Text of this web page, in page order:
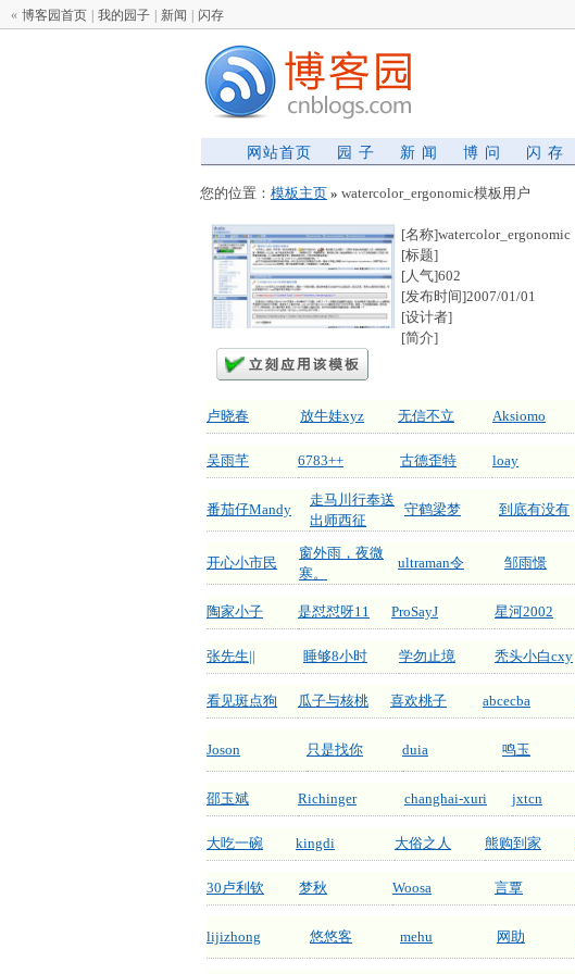
« 博客园首页 我的园子 新闻 闪存
网站首页 园 子 新 闻 博 问 闪 存
您的位置： 模板主页 » watercolor_ergonomic模板用户
[名称]watercolor_ergonomic
[标题]
[人气]602
[发布时间]2007/01/01
[设计者]
[简介]
卢晓春 放牛娃xyz 无信不立 Aksiomo
吴雨芊 6783++ 古德歪特 loay
番茄仔Mandy
走马川行奉送
出师西征
守鹤梁梦 到底有没有
开心小市民
窗外雨，夜微
寒。
ultraman令 邹雨憬
陶家小子 是怼怼呀11 ProSayJ 星河2002
张先生|| 睡够8小时 学勿止境 秃头小白cxy
看见斑点狗 瓜子与核桃 喜欢桃子 abcecba
Joson 只是找你 duia 鸣玉
邵玉斌 Richinger changhai-xuri jxtcn
大吃一碗 kingdi 大俗之人 熊购到家
30卢利钦 梦秋 Woosa 言覃
lijizhong 悠悠客 mehu 网助